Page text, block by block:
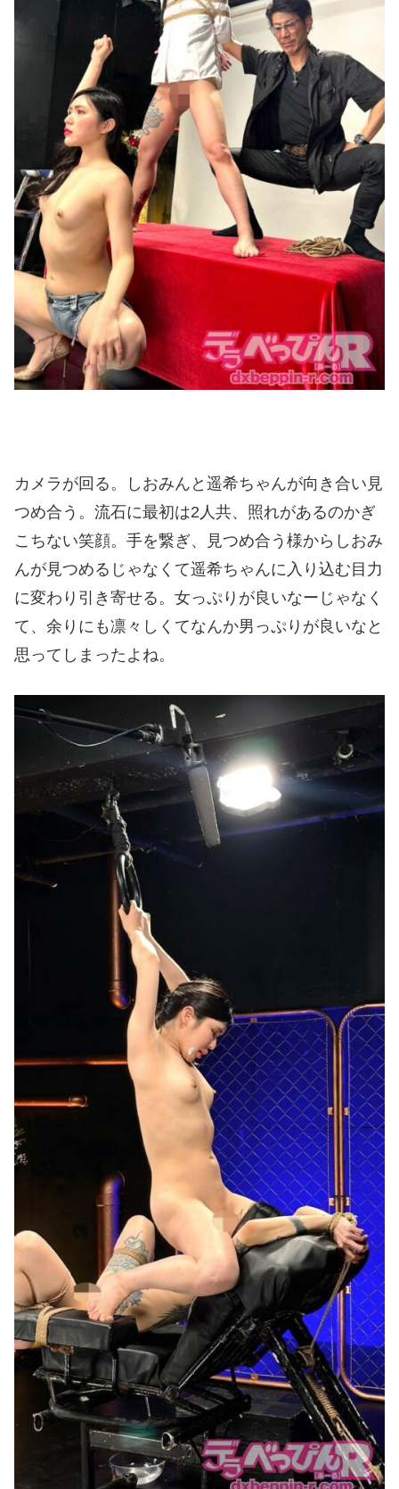
カメラが回る。しおみんと遥希ちゃんが向き合い見
つめ合う。流石に最初は2人共、照れがあるのかぎ
こちない笑顔。手を繋ぎ、見つめ合う様からしおみ
んが見つめるじゃなくて遥希ちゃんに入り込む目力
に変わり引き寄せる。女っぷりが良いなーじゃなく
て、余りにも凛々しくてなんか男っぷりが良いなと
思ってしまったよね。